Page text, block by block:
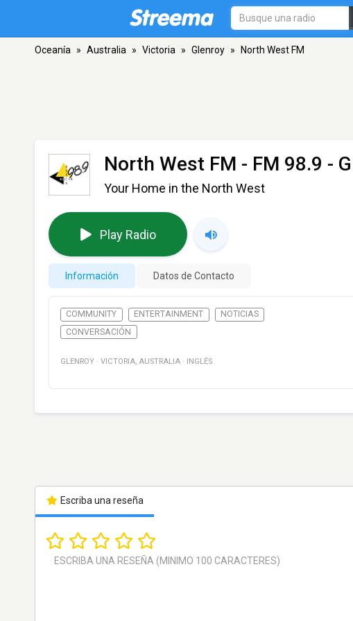
Oceanía » Australia » Victoria » Glenroy » North West FM
North West FM - FM 98.9 -
Your Home in the North West
Play Radio
Información Datos de Contacto
COMMUNITY ENTERTAINMENT
NOTICIAS
CONVERSACIÓN
GLENROY · VICTORIA, AUSTRALIA · INGLÉS
Escriba una reseña